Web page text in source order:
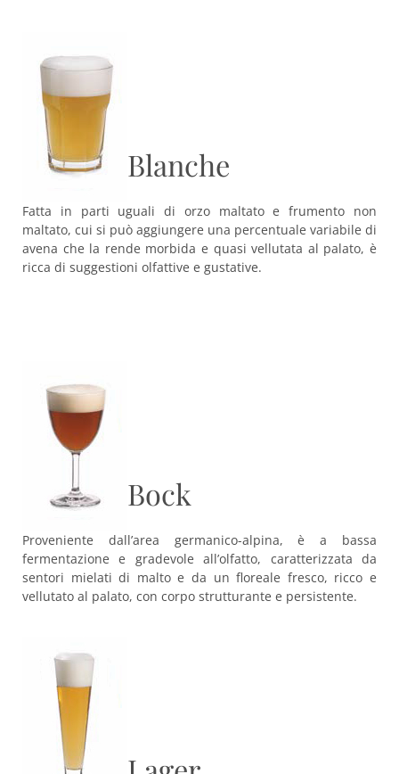
Blanche
Fatta in parti uguali di orzo maltato e frumento non
maltato, cui si può aggiungere una percentuale variabile di
avena che la rende morbida e quasi vellutata al palato, è
ricca di suggestioni olfattive e gustative.
Bock
Proveniente dall’area germanico-alpina, è a bassa
fermentazione e gradevole all’olfatto, caratterizzata da
sentori mielati di malto e da un floreale fresco, ricco e
vellutato al palato, con corpo strutturante e persistente.